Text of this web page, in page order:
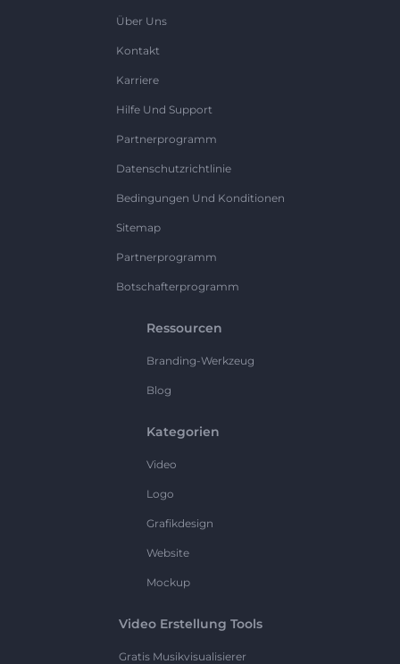
Über Uns
Kontakt
Karriere
Hilfe Und Support
Partnerprogramm
Datenschutzrichtlinie
Bedingungen Und Konditionen
Sitemap
Partnerprogramm
Botschafterprogramm
Ressourcen
Branding-Werkzeug
Blog
Kategorien
Video
Logo
Grafikdesign
Website
Mockup
Video Erstellung Tools
Gratis Musikvisualisierer